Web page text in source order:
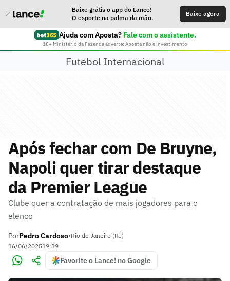
Baixe grátis o app do Lance!
O esporte na palma da mão.
Baixe agora
Ajuda com Aposta? Fale com o assistente.
18+ Ministério da Fazenda adverte: Aposta não é investimento
Futebol Internacional
Após fechar com De Bruyne,
Napoli quer tirar destaque
da Premier League
Clube quer a contratação de mais jogadores para o
elenco
PorPedro Cardoso•Rio de Janeiro (RJ)
16/06/202519:39
Favorite o Lance! no Google